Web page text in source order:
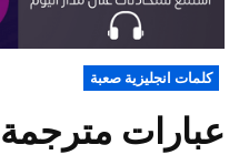
POSTED
IN
كلمات انجليزية صعبة
عبارات مترجمة